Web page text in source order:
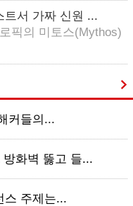
트서 가짜 신원 ...
픽의 미토스(Mythos)
커들의...
화벽 뚫고 들...
스 주제는...